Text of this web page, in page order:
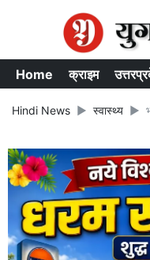
Home क्राइम
Hindi News स्वास्थ्य